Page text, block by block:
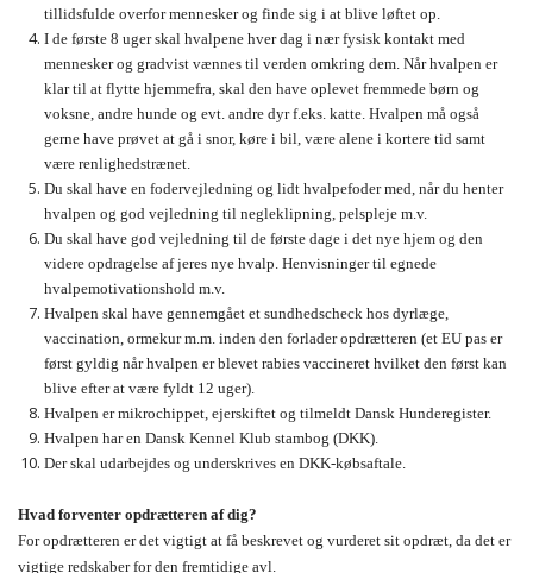
tillidsfulde overfor mennesker og finde sig i at blive løftet op.
I de første 8 uger skal hvalpene hver dag i nær fysisk kontakt med
mennesker og gradvist vænnes til verden omkring dem. Når hvalpen er
klar til at flytte hjemmefra, skal den have oplevet fremmede børn og
voksne, andre hunde og evt. andre dyr f.eks. katte. Hvalpen må også
gerne have prøvet at gå i snor, køre i bil, være alene i kortere tid samt
være renlighedstrænet.
Du skal have en fodervejledning og lidt hvalpefoder med, når du henter
hvalpen og god vejledning til negleklipning, pelspleje m.v.
Du skal have god vejledning til de første dage i det nye hjem og den
videre opdragelse af jeres nye hvalp. Henvisninger til egnede
hvalpemotivationshold m.v.
Hvalpen skal have gennemgået et sundhedscheck hos dyrlæge,
vaccination, ormekur m.m. inden den forlader opdrætteren (et EU pas er
først gyldig når hvalpen er blevet rabies vaccineret hvilket den først kan
blive efter at være fyldt 12 uger).
Hvalpen er mikrochippet, ejerskiftet og tilmeldt Dansk Hunderegister.
Hvalpen har en Dansk Kennel Klub stambog (DKK).
Der skal udarbejdes og underskrives en DKK-købsaftale.
Hvad forventer opdrætteren af dig?
For opdrætteren er det vigtigt at få beskrevet og vurderet sit opdræt, da det er
vigtige redskaber for den fremtidige avl.